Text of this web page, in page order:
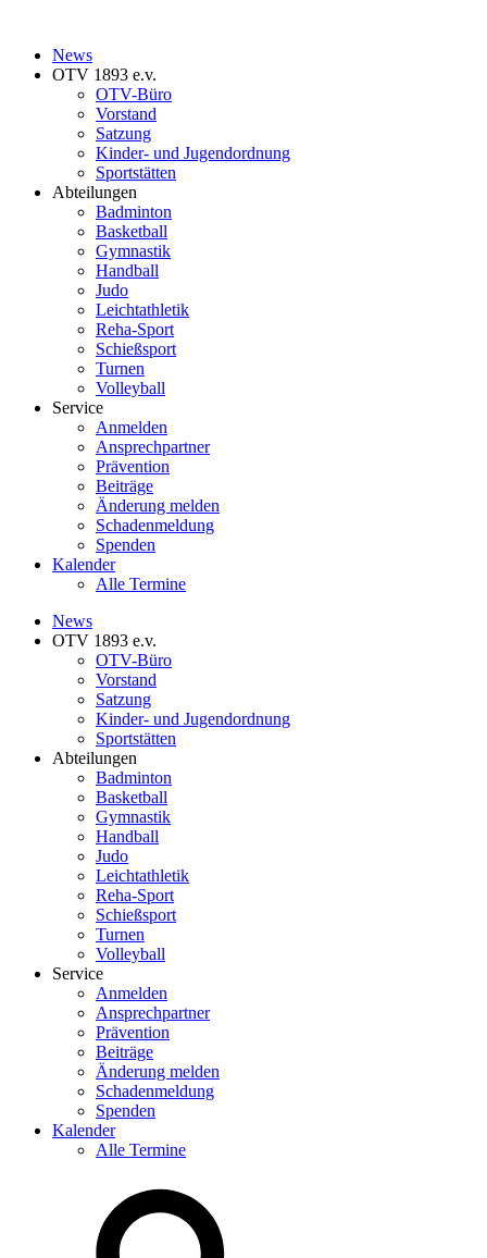
News
OTV 1893 e.v.
OTV-Büro
Vorstand
Satzung
Kinder- und Jugendordnung
Sportstätten
Abteilungen
Badminton
Basketball
Gymnastik
Handball
Judo
Leichtathletik
Reha-Sport
Schießsport
Turnen
Volleyball
Service
Anmelden
Ansprechpartner
Prävention
Beiträge
Änderung melden
Schadenmeldung
Spenden
Kalender
Alle Termine
News
OTV 1893 e.v.
OTV-Büro
Vorstand
Satzung
Kinder- und Jugendordnung
Sportstätten
Abteilungen
Badminton
Basketball
Gymnastik
Handball
Judo
Leichtathletik
Reha-Sport
Schießsport
Turnen
Volleyball
Service
Anmelden
Ansprechpartner
Prävention
Beiträge
Änderung melden
Schadenmeldung
Spenden
Kalender
Alle Termine